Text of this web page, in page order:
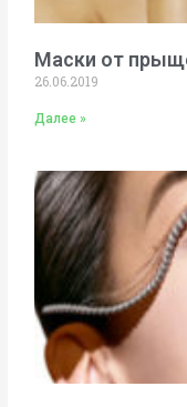
Маски от
26.06.2019
Далее »